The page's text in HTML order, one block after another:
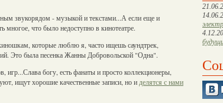
звукорядом - музыкой и текстами...А если еще и
многое, что было недоступно в кинотеатре.
которые люблю я, часто ищешь саундтрек,
Это была песенка Жанны Добровольской "Одна".
игр...Слава богу, есть фанаты и просто коллекционеры,
ищут хорошие качественные записи, но и делятся с нами